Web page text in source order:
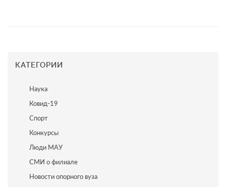
КАТЕГОРИИ
Наука
Ковид-19
Спорт
Конкурсы
Люди МАУ
СМИ о филиале
Новости опорного вуза